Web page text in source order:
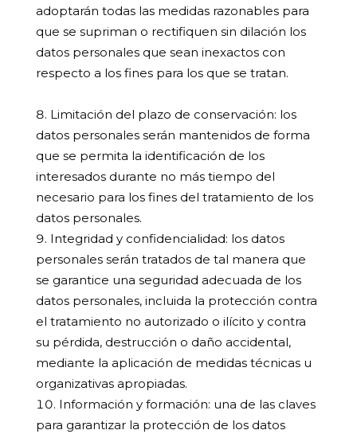
adoptarán todas las medidas razonables para
que se supriman o rectifiquen sin dilación los
datos personales que sean inexactos con
respecto a los fines para los que se tratan.
Limitación del plazo de conservación: los
datos personales serán mantenidos de forma
que se permita la identificación de los
interesados durante no más tiempo del
necesario para los fines del tratamiento de los
datos personales.
Integridad y confidencialidad: los datos
personales serán tratados de tal manera que
se garantice una seguridad adecuada de los
datos personales, incluida la protección contra
el tratamiento no autorizado o ilícito y contra
su pérdida, destrucción o daño accidental,
mediante la aplicación de medidas técnicas u
organizativas apropiadas.
Información y formación: una de las claves
para garantizar la protección de los datos